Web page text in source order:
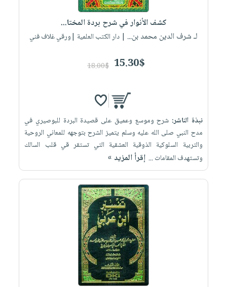
كشف الأنوار في شرح بردة المختا...
لـ شرف الدين محمد بن... | دار الكتب العلمية |ورقي غلاف فني
15.30$
18.00$
نبذة الناشر: شرح وموسع وعميق على قصيدة البردة للبوصيري في
مدح النبي صلى الله عليه وسلم يتميز الشرح بتوجهه للمعاني الروحية
والتربية السلوكية الذوقية العشقية التي تستقر قي قلب السالك
وتستهدف المقامات ... إقرأ المزيد »